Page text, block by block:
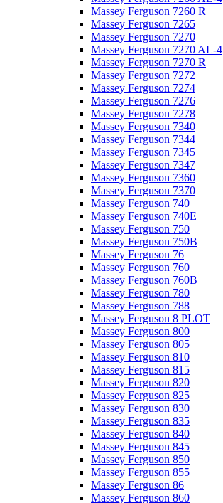
Massey Ferguson 7260 R
Massey Ferguson 7265
Massey Ferguson 7270
Massey Ferguson 7270 AL-4
Massey Ferguson 7270 R
Massey Ferguson 7272
Massey Ferguson 7274
Massey Ferguson 7276
Massey Ferguson 7278
Massey Ferguson 7340
Massey Ferguson 7344
Massey Ferguson 7345
Massey Ferguson 7347
Massey Ferguson 7360
Massey Ferguson 7370
Massey Ferguson 740
Massey Ferguson 740E
Massey Ferguson 750
Massey Ferguson 750B
Massey Ferguson 76
Massey Ferguson 760
Massey Ferguson 760B
Massey Ferguson 780
Massey Ferguson 788
Massey Ferguson 8 PLOT
Massey Ferguson 800
Massey Ferguson 805
Massey Ferguson 810
Massey Ferguson 815
Massey Ferguson 820
Massey Ferguson 825
Massey Ferguson 830
Massey Ferguson 835
Massey Ferguson 840
Massey Ferguson 845
Massey Ferguson 850
Massey Ferguson 855
Massey Ferguson 86
Massey Ferguson 860